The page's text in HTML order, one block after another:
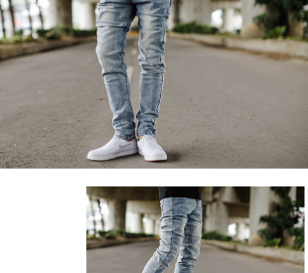
２．訂單成立數日內，您將收到繳費通知簡訊。
３．收到繳費通知簡訊後14天內，點擊此簡訊中的連結，可透過四大超商／
ATM／網路銀行／等多元方式進行付款，方視為交易完成。
※ 請注意：結帳手續完成當下不需立刻繳費，但若您需要取消訂單，請聯絡
購買商品的店家。未經商家同意取消之訂單仍視為有效，需透過AFTEE先享
※ 交易是否成功請以「AFTEE先享後付 」之結帳頁面顯示為準，若有關於
是否繳費成功／繳費後需取消欲退款等相關疑問，請聯繫「AFTEE先享後付
https://netprotections.freshdesk.com/support/home
【注意事項】
１．透過由恩沛科技股份有限公司提供之「AFTEE先享後付」服務完成之交
易，需依本服務之必要範圍內提供個人資料，並將交易相關給付款項請求債
權轉讓予恩沛科技股份有限公司。
https://aftee.tw/terms/#terms3
３．未成年的使用者請事先徵得法定代理人或監護人之同意方可使用
「AFTEE先享後付」，若未經同意申辦者引起之損失，本公司不負相關責
４．使用「AFTEE先享後付」時，將依據個別帳號之用戶狀況，依本公司即
時審查核予不同之上限額度；若仍有額度不足之情形，本公司將視審查結果
每筆NT$80，滿NT$1,800(含以上)免運費
7-11付款取貨
每筆NT$80，滿NT$1,800(含以上)免運費
每筆NT$80，滿NT$1,800(含以上)免運費
每筆NT$120，滿NT$3,000(含以上)免運費
海外宅配 (TWD) 查看運費